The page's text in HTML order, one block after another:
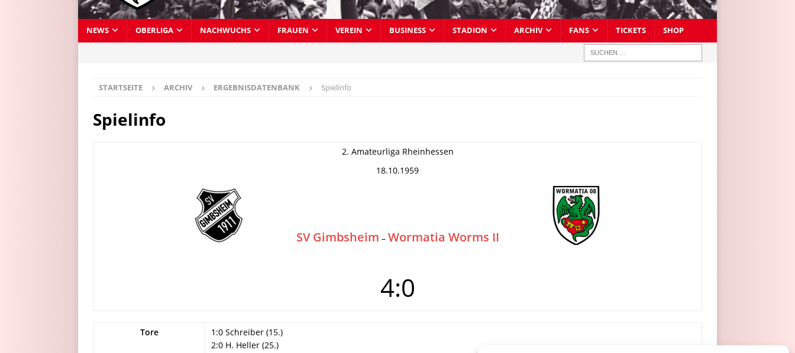
NEWS OBERLIGA NACHWUCHS FRAUEN VEREIN BUSINESS STADION ARCHIV FANS TICKETS SHOP
STARTSEITE ARCHIV ERGEBNISDATENBANK Spielinfo
Spielinfo
2. Amateurliga Rheinhessen
18.10.1959
SV Gimbsheim – Wormatia Worms II
4:0
Tore
1:0 Schreiber (15.)
2:0 H. Heller (25.)